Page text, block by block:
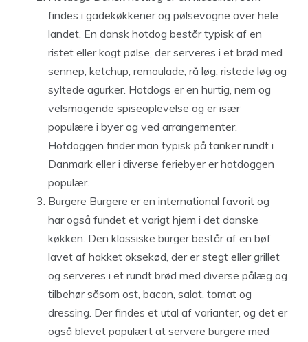
findes i gadekøkkener og pølsevogne over hele
landet. En dansk hotdog består typisk af en
ristet eller kogt pølse, der serveres i et brød med
sennep, ketchup, remoulade, rå løg, ristede løg og
syltede agurker. Hotdogs er en hurtig, nem og
velsmagende spiseoplevelse og er især
populære i byer og ved arrangementer.
Hotdoggen finder man typisk på tanker rundt i
Danmark eller i diverse feriebyer er hotdoggen
populær.
Burgere Burgere er en international favorit og
har også fundet et varigt hjem i det danske
køkken. Den klassiske burger består af en bøf
lavet af hakket oksekød, der er stegt eller grillet
og serveres i et rundt brød med diverse pålæg og
tilbehør såsom ost, bacon, salat, tomat og
dressing. Der findes et utal af varianter, og det er
også blevet populært at servere burgere med